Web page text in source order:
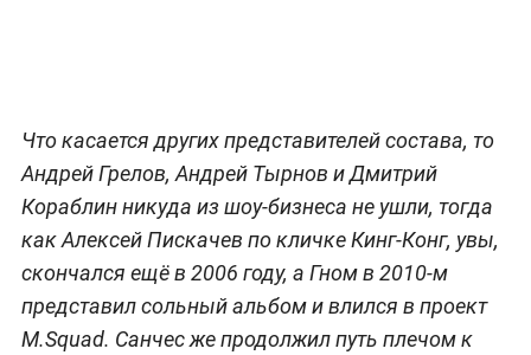
Что касается других представителей состава, то
Андрей Грелов, Андрей Тырнов и Дмитрий
Кораблин никуда из шоу-бизнеса не ушли, тогда
как Алексей Пискачев по кличке Кинг-Конг, увы,
скончался ещё в 2006 году, а Гном в 2010-м
представил сольный альбом и влился в проект
M.Squad. Санчес же продолжил путь плечом к